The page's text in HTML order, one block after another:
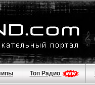
Топ Радио